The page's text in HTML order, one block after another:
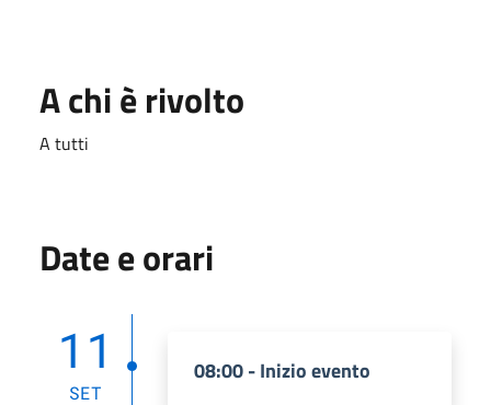
A chi è rivolto
A tutti
Date e orari
11
SET
08:00 - Inizio evento